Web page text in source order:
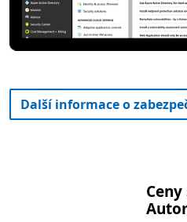
Další informace o